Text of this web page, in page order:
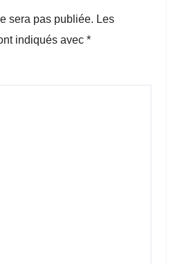
sera pas publiée. Les
indiqués avec *